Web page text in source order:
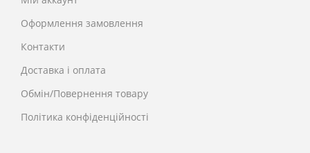
Оформлення замовлення
Контакти
Доставка і оплата
Обмін/Повернення товару
Політика конфіденційності